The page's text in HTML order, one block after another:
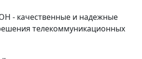
- качественные и надежные
телекоммуникационных